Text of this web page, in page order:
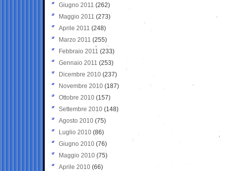
Giugno 2011 (262)
Maggio 2011 (273)
Aprile 2011 (248)
Marzo 2011 (255)
Febbraio 2011 (233)
Gennaio 2011 (253)
Dicembre 2010 (237)
Novembre 2010 (187)
Ottobre 2010 (157)
Settembre 2010 (148)
Agosto 2010 (75)
Luglio 2010 (86)
Giugno 2010 (76)
Maggio 2010 (75)
Aprile 2010 (66)